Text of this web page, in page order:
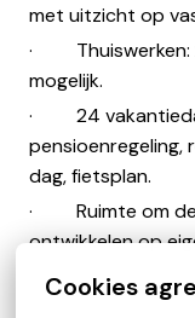
Cookies
met uitzicht op
· Thuiswerken:
mogelijk.
· 24
dag, fietsplan.
· Ruimte om de
ontwikkelen op